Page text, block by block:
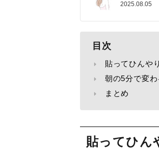
2025.08.05
目次
貼ってひんや
朝の5分で変
まとめ
貼ってひん